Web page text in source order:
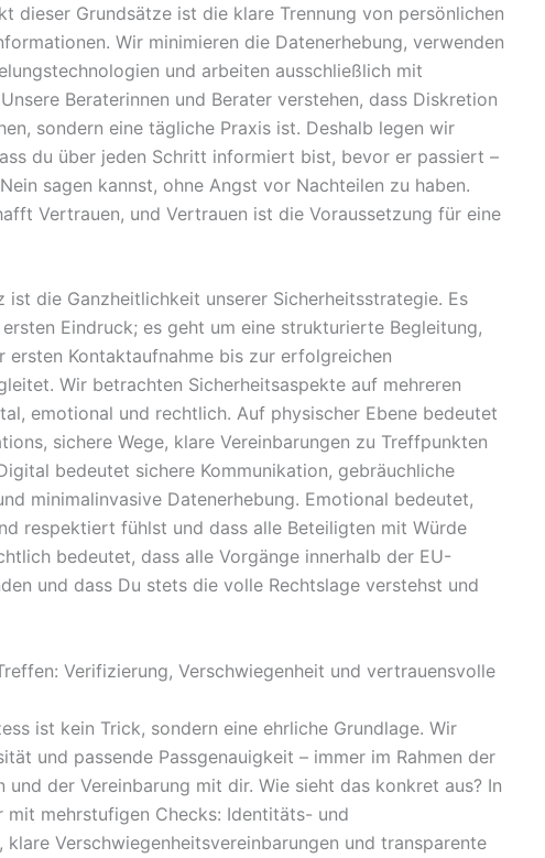
dieser Grundsätze ist die klare Trennung von persönlichen
Wir minimieren die Datenerhebung, verwenden
und arbeiten ausschließlich mit
Beraterinnen und Berater verstehen, dass Diskretion
sondern eine tägliche Praxis ist. Deshalb legen wir
du über jeden Schritt informiert bist, bevor er passiert –
sagen kannst, ohne Angst vor Nachteilen zu haben.
Vertrauen, und Vertrauen ist die Voraussetzung für eine
ist die Ganzheitlichkeit unserer Sicherheitsstrategie. Es
Eindruck; es geht um eine strukturierte Begleitung,
ersten Kontaktaufnahme bis zur erfolgreichen
Wir betrachten Sicherheitsaspekte auf mehreren
emotional und rechtlich. Auf physischer Ebene bedeutet
sichere Wege, klare Vereinbarungen zu Treffpunkten
bedeutet sichere Kommunikation, gebräuchliche
minimalinvasive Datenerhebung. Emotional bedeutet,
respektiert fühlst und dass alle Beteiligten mit Würde
bedeutet, dass alle Vorgänge innerhalb der EU-
und dass Du stets die volle Rechtslage verstehst und
Verifizierung, Verschwiegenheit und vertrauensvolle
ist kein Trick, sondern eine ehrliche Grundlage. Wir
und passende Passgenauigkeit – immer im Rahmen der
und der Vereinbarung mit dir. Wie sieht das konkret aus? In
mit mehrstufigen Checks: Identitäts- und
klare Verschwiegenheitsvereinbarungen und transparente